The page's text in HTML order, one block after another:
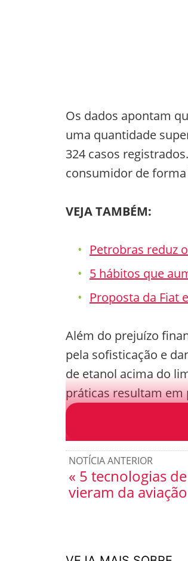
Os dados apontam
uma quantidade
324 casos
consumidor de
VEJA TAMBÉM:
Petrobras reduz
5 hábitos que
Proposta da Fiat
Além do prejuízo
pela sofisticação e
de etanol acima do
práticas resultam em
motorista atento
NOTÍCIA ANTERIOR
« 5 tecnologias
vieram da aviação